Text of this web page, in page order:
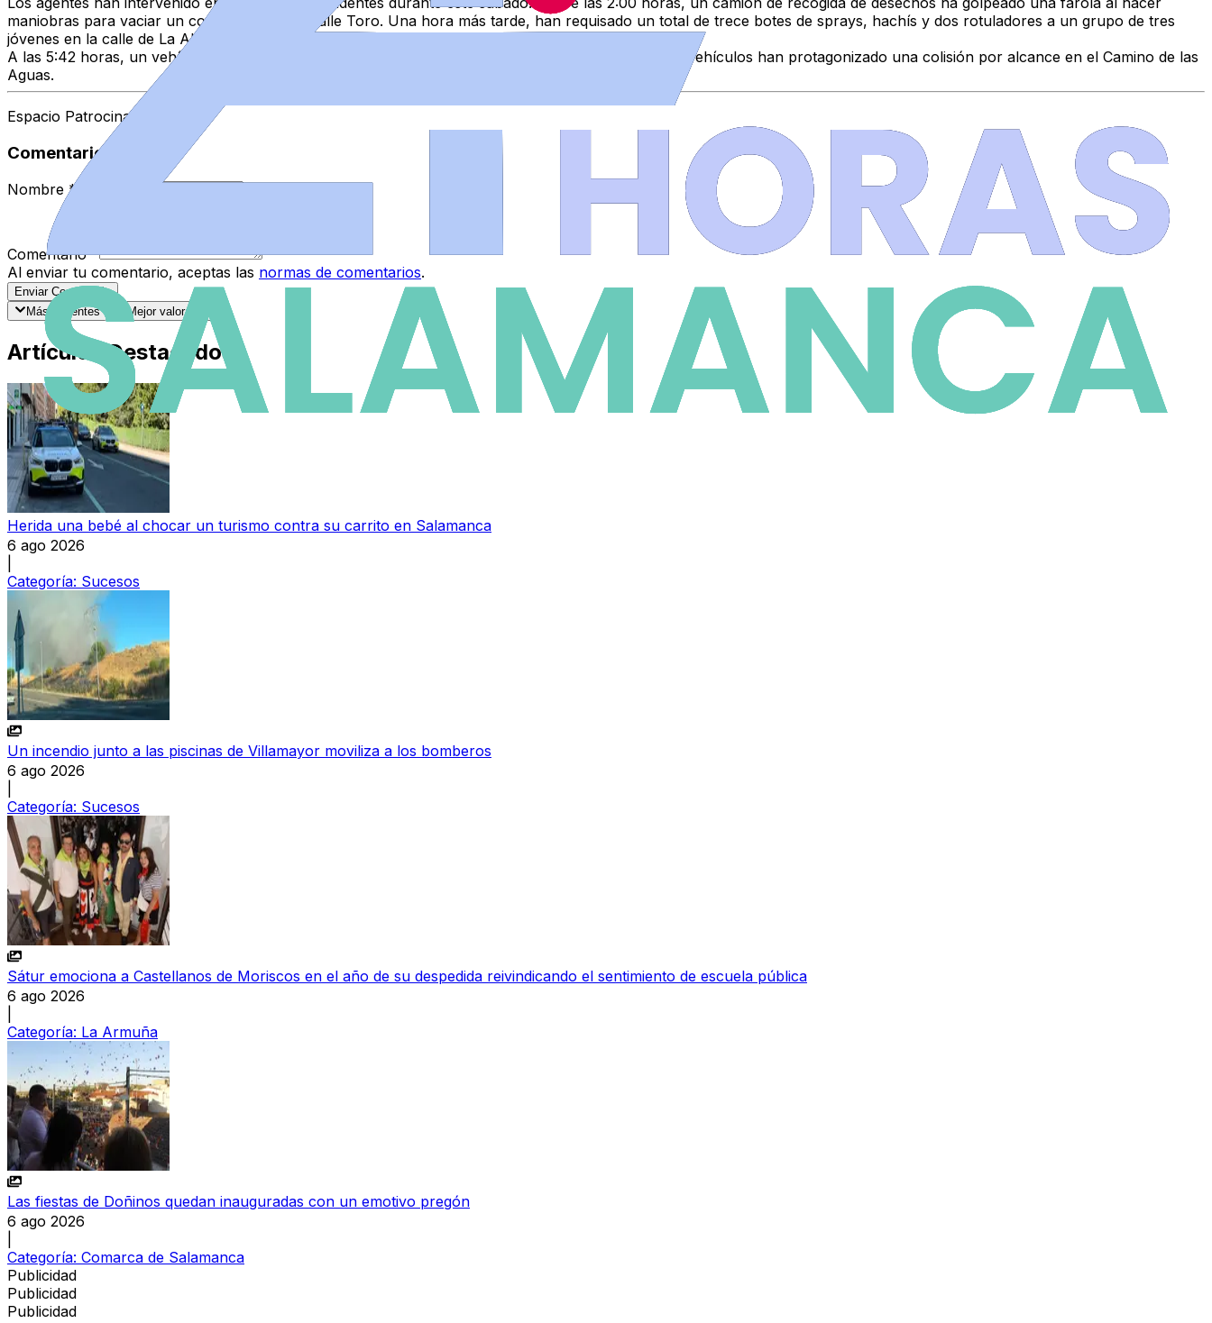
maniobras para vaciar un contenedor en la calle Toro. Una hora más tarde, han requisado un total de trece botes de sprays, hachís y dos rotuladores a un grupo de tres
jóvenes en la calle de La Alberca.
A las 5:42 horas, un vehículo ha chocado contra un elemento de la N630 y a las 12:27 horas, tres vehículos han protagonizado una colisión por alcance en el Camino de las
Aguas.
Espacio Patrocinado
Comentarios
Nombre *
Comentario *
Al enviar tu comentario, aceptas las normas de comentarios.
Enviar Comentario
Más recientes
Mejor valorados
Artículos Destacados
Herida una bebé al chocar un turismo contra su carrito en Salamanca
6 ago 2026
Categoría: Sucesos
Un incendio junto a las piscinas de Villamayor moviliza a los bomberos
6 ago 2026
Categoría: Sucesos
Sátur emociona a Castellanos de Moriscos en el año de su despedida reivindicando el sentimiento de escuela pública
6 ago 2026
Categoría: La Armuña
Las fiestas de Doñinos quedan inauguradas con un emotivo pregón
6 ago 2026
Categoría: Comarca de Salamanca
Publicidad
Publicidad
Publicidad